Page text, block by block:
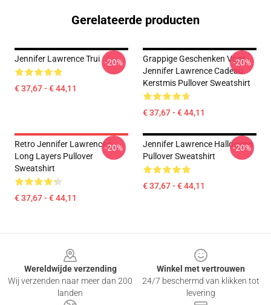
Gerelateerde producten
Jennifer Lawrence Trui
€ 37,67 - € 44,11
-20%
Grappige Geschenken Voor
Jennifer Lawrence Cadeau
Kerstmis Pullover Sweatshirt
€ 37,67 - € 44,11
-20%
Retro Jennifer Lawrence's
Long Layers Pullover
Sweatshirt
€ 37,67 - € 44,11
-20%
Jennifer Lawrence Halloween
Pullover Sweatshirt
€ 37,67 - € 44,11
-20%
Wereldwijde verzending
Wij verzenden naar meer dan 200
landen
Winkel met vertrouwen
24/7 beschermd van klikken tot
levering